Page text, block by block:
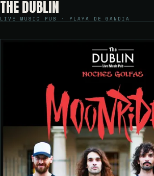
THE DUBLIN
LIVE MUSIC PUB · PLAYA DE GANDIA